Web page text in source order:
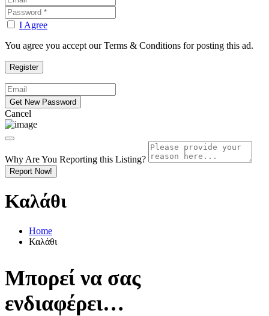
I Agree
You agree you accept our Terms & Conditions for posting this ad.
Cancel
Why Are You Reporting this Listing?
Report Now!
Καλάθι
Home
Καλάθι
Μπορεί να σας
ενδιαφέρει…